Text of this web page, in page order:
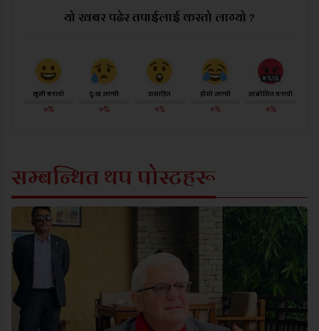
यो खबर पढेर तपाईलाई कस्तो लाग्यो ?
खुसी बनायो
०%
दु:ख लाग्यो
०%
उत्साहित
०%
हाँसो लाग्यो
०%
आक्रोशित बनायो
०%
सम्बन्धित थप पोस्टहरू